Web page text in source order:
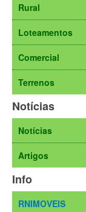
Rural
Loteamentos
Comercial
Terrenos
Notícias
Notícias
Artigos
Info
RNIMOVEIS